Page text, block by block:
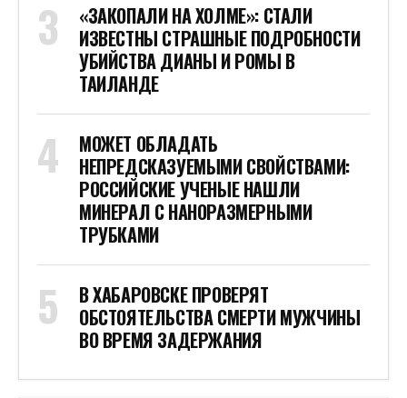
«ЗАКОПАЛИ НА ХОЛМЕ»: СТАЛИ
ИЗВЕСТНЫ СТРАШНЫЕ ПОДРОБНОСТИ
УБИЙСТВА ДИАНЫ И РОМЫ В
ТАИЛАНДЕ
МОЖЕТ ОБЛАДАТЬ
НЕПРЕДСКАЗУЕМЫМИ СВОЙСТВАМИ:
РОССИЙСКИЕ УЧЕНЫЕ НАШЛИ
МИНЕРАЛ С НАНОРАЗМЕРНЫМИ
ТРУБКАМИ
В ХАБАРОВСКЕ ПРОВЕРЯТ
ОБСТОЯТЕЛЬСТВА СМЕРТИ МУЖЧИНЫ
ВО ВРЕМЯ ЗАДЕРЖАНИЯ